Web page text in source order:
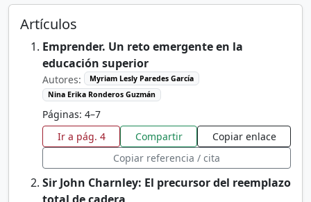
Artículos
Emprender. Un reto emergente en la
educación superior
Autores:
Myriam Lesly Paredes García
Nina Erika Ronderos Guzmán
Páginas: 4–7
Ir a pág. 4
Compartir
Copiar enlace
Copiar referencia / cita
Sir John Charnley: El precursor del reemplazo
total de cadera